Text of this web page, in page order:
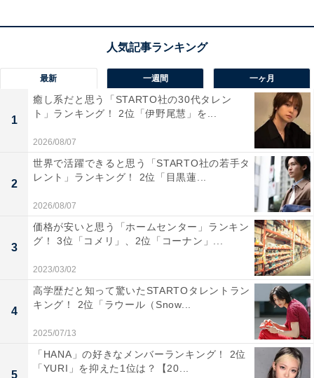
る”など共感できる身近なネタが人気を博しました。
同調査の「 男子中学生が好きなお笑い芸人ランキング」
でも4位にランクインしており、特に男子中高生からの
支持を得ています。陣内智則さんを好きな理由では「ネ
タがおもしろいから」が圧倒的に多く、ピン芸人ならで
はの個性的でユニークなネタやYouTubeなどの動画配信
が人気を集めています。
この記事の筆者：福島 ゆき プロフィール
アニメや漫画のレビュー、エンタメトピックスなどを中
心に、オールジャンルで執筆中のライター。時々、店舗
取材などのリポート記事も担当。All AboutおよびAll
About ニュースでのライター歴は6年。
次ページ
高校生が「好きなお笑い芸人」
TOP5を見る！
最新 一週間 一ヶ月
1
癒し系だと思う「STARTO社の30代タレン
ト」ランキング！ 2位「伊野尾慧」を...
2026/08/07
2
世界で活躍できると思う「STARTO社の若手タ
レント」ランキング！ 2位「目黒蓮...
2026/08/07
3
価格が安いと思う「ホームセンター」ランキン
グ！ 3位「コメリ」、2位「コーナン」...
2023/03/02
4
高学歴だと知って驚いたSTARTOタレントラン
キング！ 2位「ラウール（Snow...
2025/07/13
5
「HANA」の好きなメンバーランキング！ 2位
「YURI」を抑えた1位は？【20...